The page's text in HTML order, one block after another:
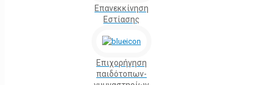
Επανεκκίνηση
Εστίασης
Επιχορήγηση
παιδότοπων-